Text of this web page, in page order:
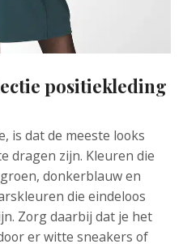
positiekleding
is dat de meeste looks
dragen zijn. Kleuren die
donkerblauw en
die eindeloos
Zorg daarbij dat je het
er witte sneakers of